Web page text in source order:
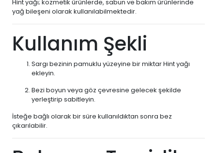
Hint yağı; kozmetik ürünlerde, sabun ve bakım ürünlerinde
yağ bileşeni olarak kullanılabilmektedir.
Kullanım Şekli
Sargı bezinin pamuklu yüzeyine bir miktar Hint yağı
ekleyin.
Bezi boyun veya göz çevresine gelecek şekilde
yerleştirip sabitleyin.
İsteğe bağlı olarak bir süre kullanıldıktan sonra bez
çıkarılabilir.